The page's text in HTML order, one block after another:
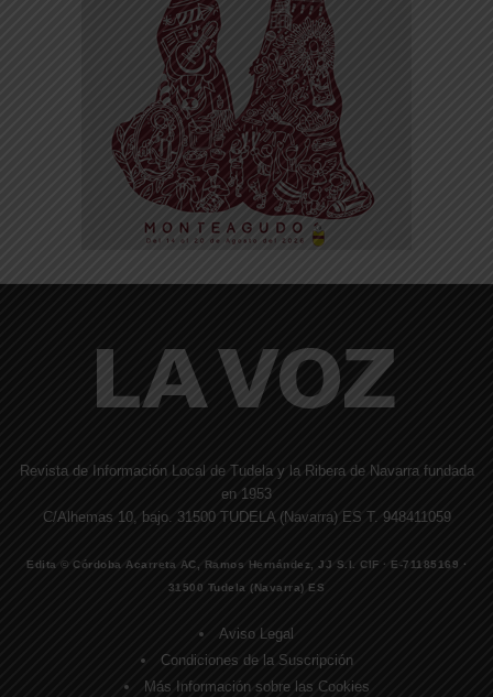
Revista de Información Local de Tudela y la Ribera de Navarra fundada
en 1953
C/Alhemas 10, bajo. 31500 TUDELA (Navarra) ES T. 948411059
Edita © Córdoba Acarreta AC, Ramos Hernández, JJ S.I. CIF · E-71185169 ·
31500 Tudela (Navarra) ES
Aviso Legal
Condiciones de la Suscripción
Más Información sobre las Cookies